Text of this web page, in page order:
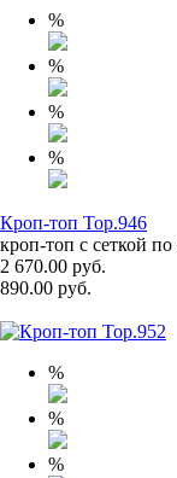
%
%
%
%
Кроп-топ Top.946
кроп-топ с сеткой
2 670.00 руб.
890.00 руб.
%
%
%